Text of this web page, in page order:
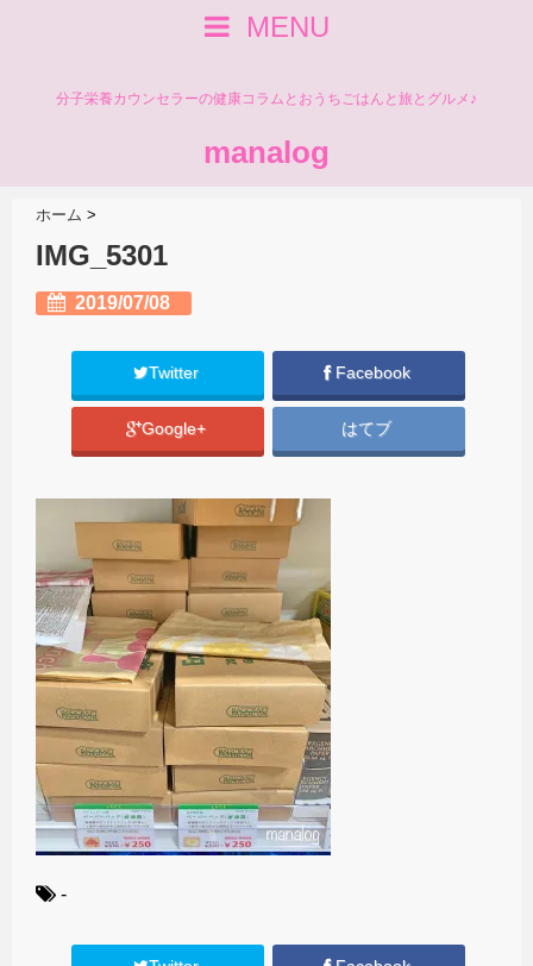
MENU
分子栄養カウンセラーの健康コラムとおうちごはんと旅とグルメ♪
manalog
ホーム >
IMG_5301
2019/07/08
Twitter Facebook
Google+ はてブ
-